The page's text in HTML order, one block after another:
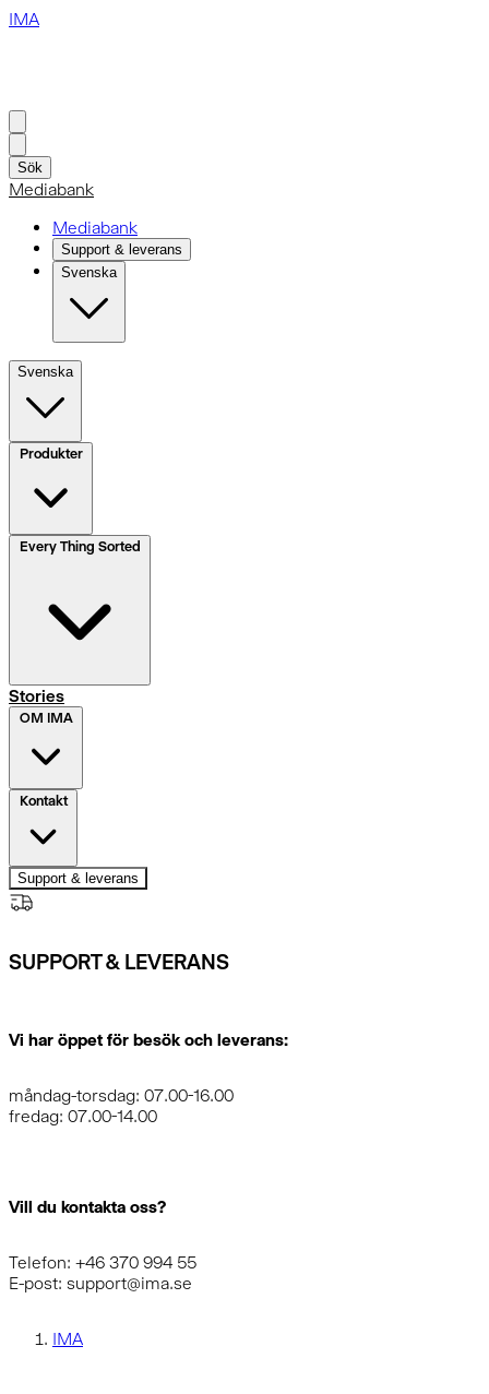
IMA
Sök
Mediabank
Mediabank
Support & leverans
Svenska
Svenska
Produkter
Stories
OM IMA
Kontakt
Support & leverans
SUPPORT & LEVERANS
Vi har öppet för besök och leverans:
måndag-torsdag: 07.00-16.00
fredag: 07.00-14.00
Vill du kontakta oss?
Telefon: +46 370 994 55
E-post: support@ima.se
IMA